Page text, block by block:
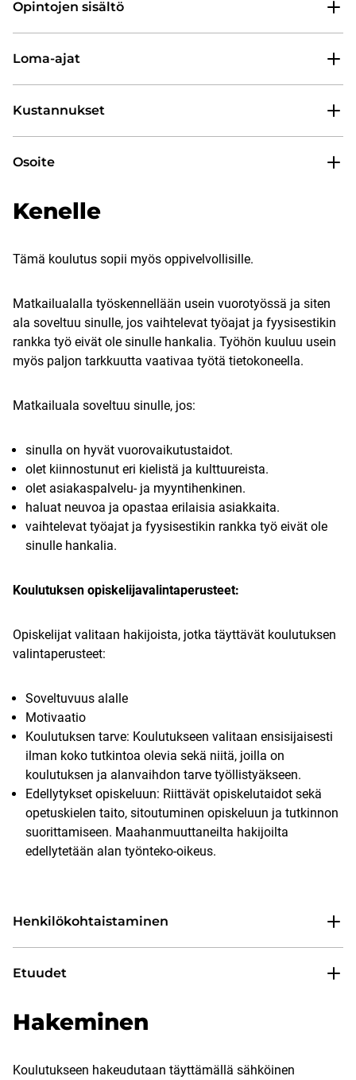
Opintojen sisältö
Loma-ajat
Kustannukset
Osoite
Kenelle
Tämä koulutus sopii myös oppivelvollisille.
Matkailualalla työskennellään usein vuorotyössä ja siten
ala soveltuu sinulle, jos vaihtelevat työajat ja fyysisestikin
rankka työ eivät ole sinulle hankalia. Työhön kuuluu usein
myös paljon tarkkuutta vaativaa työtä tietokoneella.
Matkailuala soveltuu sinulle, jos:
sinulla on hyvät vuorovaikutustaidot.
olet kiinnostunut eri kielistä ja kulttuureista.
olet asiakaspalvelu- ja myyntihenkinen.
haluat neuvoa ja opastaa erilaisia asiakkaita.
vaihtelevat työajat ja fyysisestikin rankka työ eivät ole
sinulle hankalia.
Koulutuksen opiskelijavalintaperusteet:
Opiskelijat valitaan hakijoista, jotka täyttävät koulutuksen
valintaperusteet:
Soveltuvuus alalle
Motivaatio
Koulutuksen tarve: Koulutukseen valitaan ensisijaisesti
ilman koko tutkintoa olevia sekä niitä, joilla on
koulutuksen ja alanvaihdon tarve työllistyäkseen.
Edellytykset opiskeluun: Riittävät opiskelutaidot sekä
opetuskielen taito, sitoutuminen opiskeluun ja tutkinnon
suorittamiseen. Maahanmuuttaneilta hakijoilta
edellytetään alan työnteko-oikeus.
Henkilökohtaistaminen
Etuudet
Hakeminen
Koulutukseen hakeudutaan täyttämällä sähköinen